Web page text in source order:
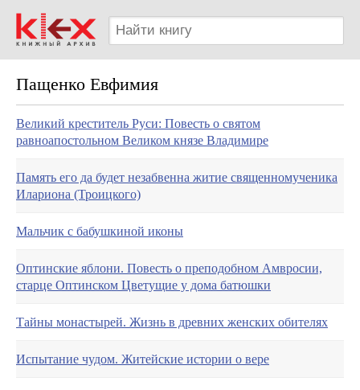
Пащенко Евфимия
Великий креститель Руси: Повесть о святом
равноапостольном Великом князе Владимире
Память его да будет незабвенна житие священномученика
Илариона (Троицкого)
Мальчик с бабушкиной иконы
Оптинские яблони. Повесть о преподобном Амвросии,
старце Оптинском Цветущие у дома батюшки
Тайны монастырей. Жизнь в древних женских обителях
Испытание чудом. Житейские истории о вере